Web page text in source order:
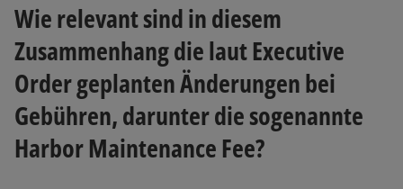
Wie relevant sind in diesem
Zusammenhang die laut Executive
Order geplanten Änderungen bei
Gebühren, darunter die sogenannte
Harbor Maintenance Fee?